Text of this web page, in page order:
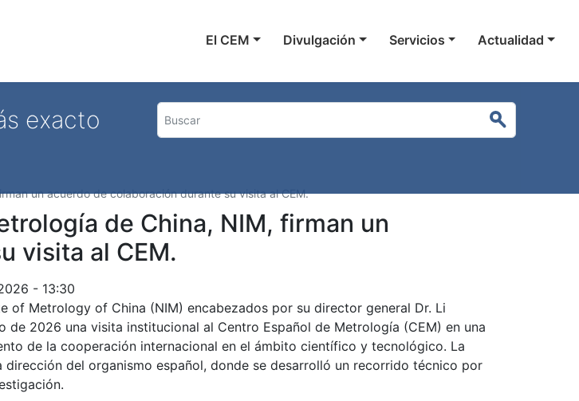
Navegación principal
El CEM Divulgación Servicios Actualidad
exacto Buscar
un acuerdo de colaboración durante su visita al CEM.
de China, NIM, firman un
visita al CEM.
- 13:30
of Metrology of China (NIM) encabezados por su director general Dr. Li
de 2026 una visita institucional al Centro Español de Metrología (CEM) en una
de la cooperación internacional en el ámbito científico y tecnológico. La
del organismo español, donde se desarrolló un recorrido técnico por